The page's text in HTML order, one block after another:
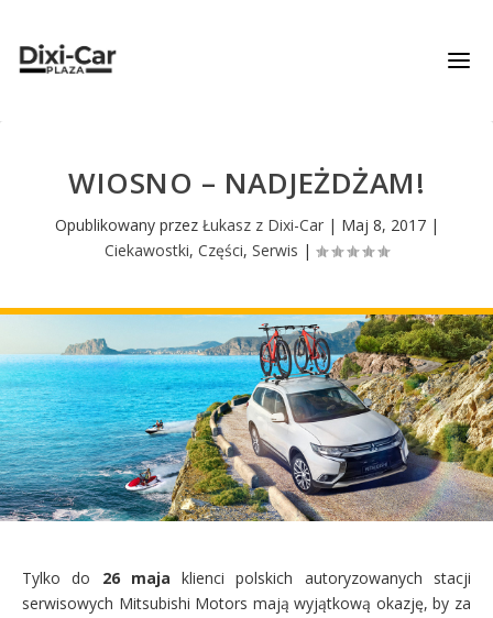
WIOSNO – NADJEŻDŻAM!
Opublikowany przez Łukasz z Dixi-Car| Maj 8, 2017|
Ciekawostki, Części, Serwis |
Tylko do 26 maja klienci polskich autoryzowanych stacji
serwisowych Mitsubishi Motors mają wyjątkową okazję, by za